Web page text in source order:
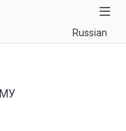
Russian